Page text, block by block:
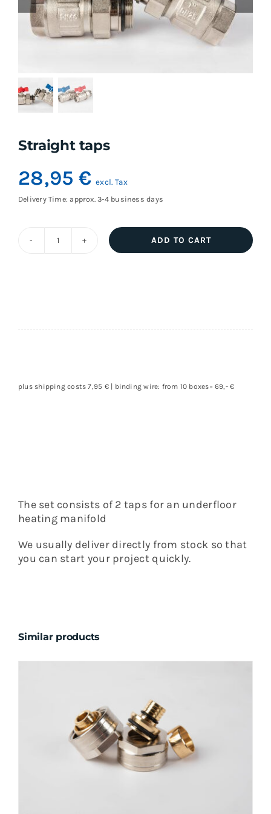
Straight taps
28,95€ excl. Tax
Delivery Time: approx. 3-4 business days
ADD TO CART
plus shipping costs 7,95 € | binding wire: from 10 boxes= 69,- €
The set consists of 2 taps for an underfloor
heating manifold
We usually deliver directly from stock so that
you can start your project quickly.
Similar products